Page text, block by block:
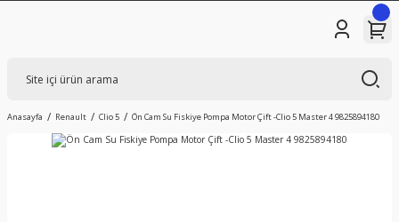
Anasayfa Renault Clio 5 Ön Cam Su Fiskiye Pompa Motor Çift -Clio 5 Master 4 9825894180